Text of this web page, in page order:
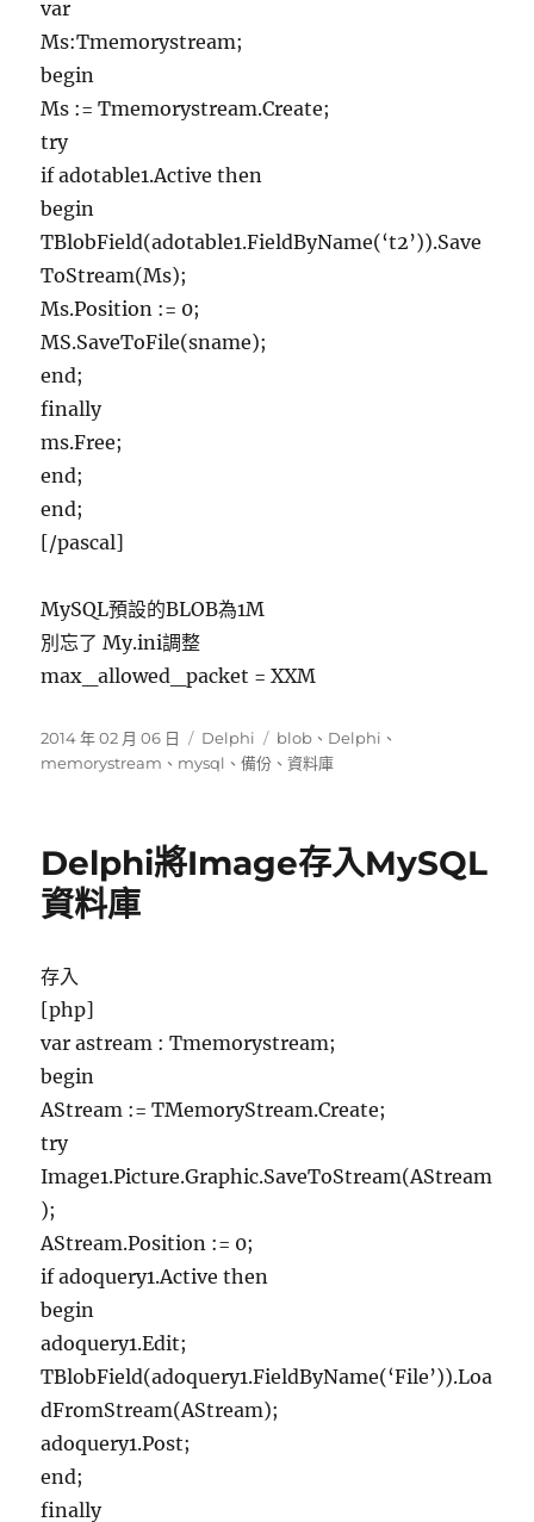
var
Ms:Tmemorystream;
begin
Ms := Tmemorystream.Create;
try
if adotable1.Active then
begin
TBlobField(adotable1.FieldByName(‘t2’)).Save
ToStream(Ms);
Ms.Position := 0;
MS.SaveToFile(sname);
end;
finally
ms.Free;
end;
end;
[/pascal]
MySQL預設的BLOB為1M
別忘了 My.ini調整
max_allowed_packet = XXM
發
佈
2014 年 02 月 06 日
分
類
Delphi
標
籤
blob 、 Delphi 、
memorystream 、 mysql 、備份 、資料庫
Delphi將Image存入MySQL
資料庫
存入
[php]
var astream : Tmemorystream;
begin
AStream := TMemoryStream.Create;
try
Image1.Picture.Graphic.SaveToStream(AStream
);
AStream.Position := 0;
if adoquery1.Active then
begin
adoquery1.Edit;
TBlobField(adoquery1.FieldByName(‘File’)).Loa
dFromStream(AStream);
adoquery1.Post;
end;
finally